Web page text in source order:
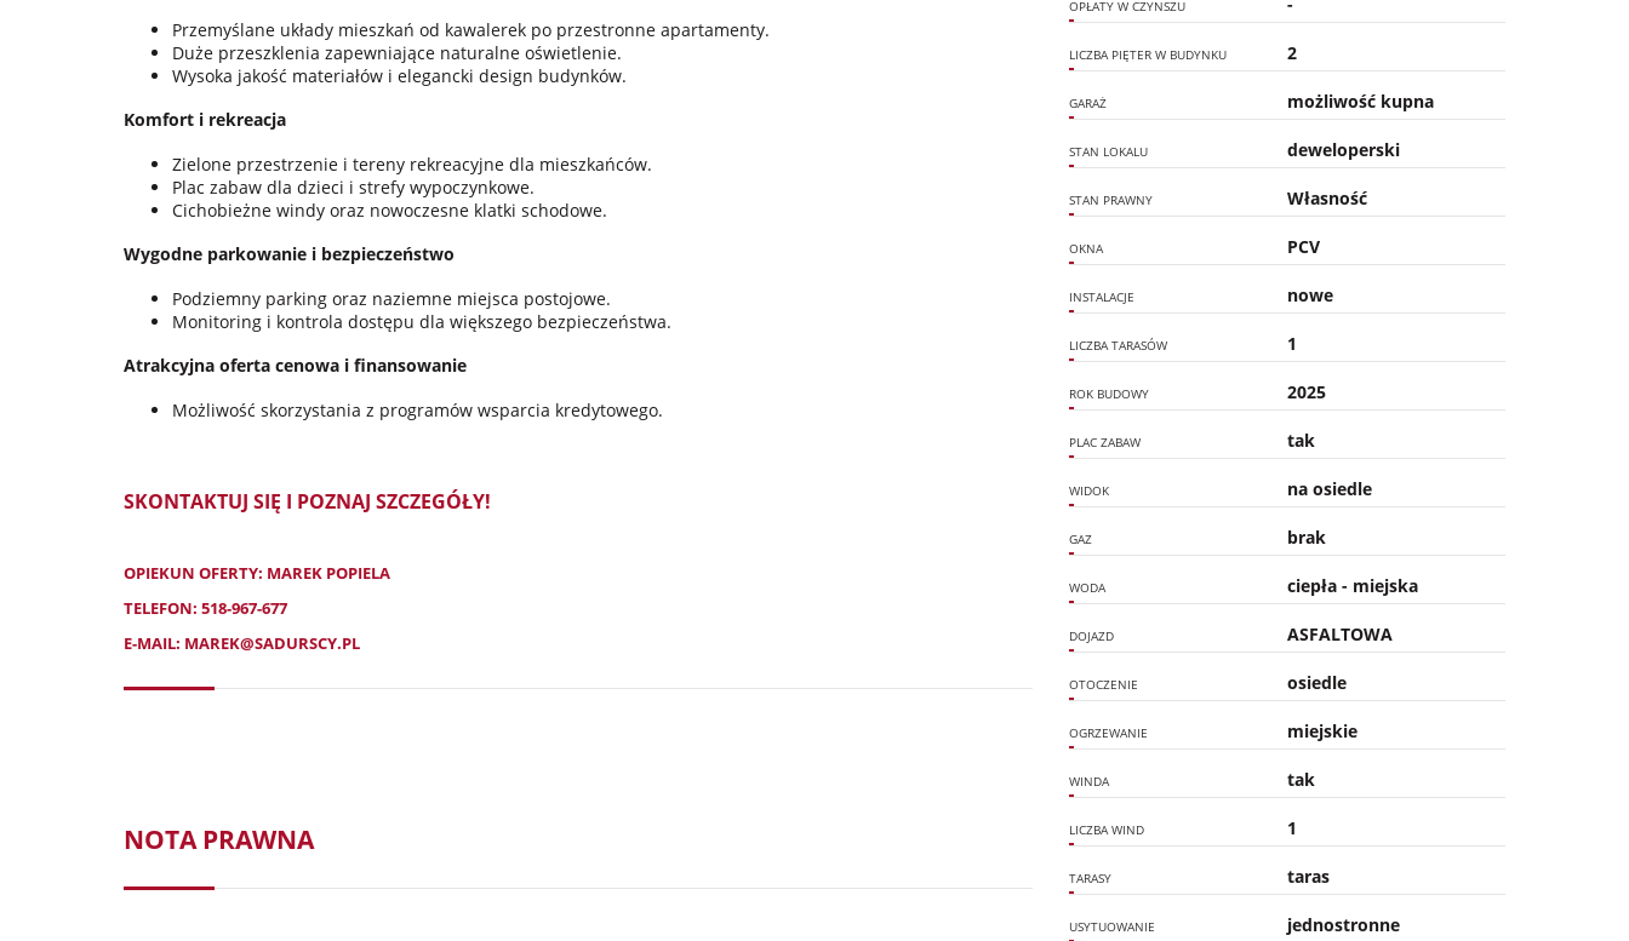
Przemyślane układy mieszkań od kawalerek po przestronne apartamenty.
Duże przeszklenia zapewniające naturalne oświetlenie.
Wysoka jakość materiałów i elegancki design budynków.
Komfort i rekreacja
Zielone przestrzenie i tereny rekreacyjne dla mieszkańców.
Plac zabaw dla dzieci i strefy wypoczynkowe.
Cichobieżne windy oraz nowoczesne klatki schodowe.
Wygodne parkowanie i bezpieczeństwo
Podziemny parking oraz naziemne miejsca postojowe.
Monitoring i kontrola dostępu dla większego bezpieczeństwa.
Atrakcyjna oferta cenowa i finansowanie
Możliwość skorzystania z programów wsparcia kredytowego.
SKONTAKTUJ SIĘ I POZNAJ SZCZEGÓŁY!
OPIEKUN OFERTY: MAREK POPIELA
TELEFON: 518-967-677
E-MAIL: MAREK@SADURSCY.PL
NOTA PRAWNA
OPŁATY W CZYNSZU
LICZBA PIĘTER W BUDYNKU 2
GARAŻ możliwość kupna
STAN LOKALU deweloperski
STAN PRAWNY Własność
OKNA PCV
INSTALACJE nowe
LICZBA TARASÓW 1
ROK BUDOWY 2025
PLAC ZABAW tak
WIDOK na osiedle
GAZ brak
WODA ciepła - miejska
DOJAZD ASFALTOWA
OTOCZENIE osiedle
OGRZEWANIE miejskie
WINDA tak
LICZBA WIND 1
TARASY taras
USYTUOWANIE jednostronne